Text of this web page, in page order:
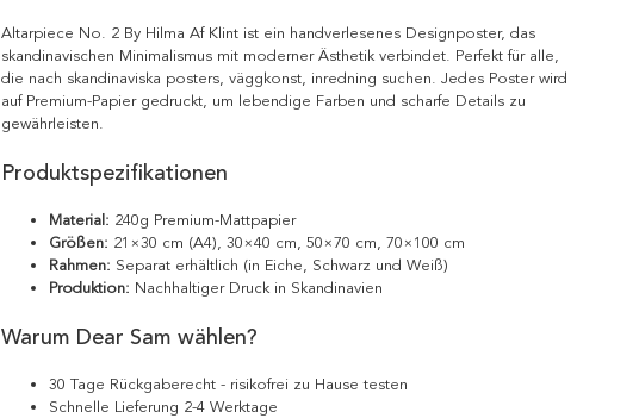
Altarpiece No. 2 By Hilma Af Klint ist ein handverlesenes Designposter, das
skandinavischen Minimalismus mit moderner Ästhetik verbindet. Perfekt für alle,
die nach skandinaviska posters, väggkonst, inredning suchen. Jedes Poster wird
auf Premium-Papier gedruckt, um lebendige Farben und scharfe Details zu
gewährleisten.
Produktspezifikationen
Material: 240g Premium-Mattpapier
Größen: 21×30 cm (A4), 30×40 cm, 50×70 cm, 70×100 cm
Rahmen: Separat erhältlich (in Eiche, Schwarz und Weiß)
Produktion: Nachhaltiger Druck in Skandinavien
Warum Dear Sam wählen?
30 Tage Rückgaberecht - risikofrei zu Hause testen
Schnelle Lieferung 2-4 Werktage